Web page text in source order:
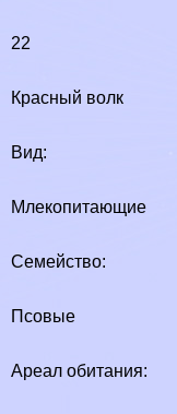
22
Красный волк
Вид:
Млекопитающие
Семейство:
Псовые
Ареал обитания: